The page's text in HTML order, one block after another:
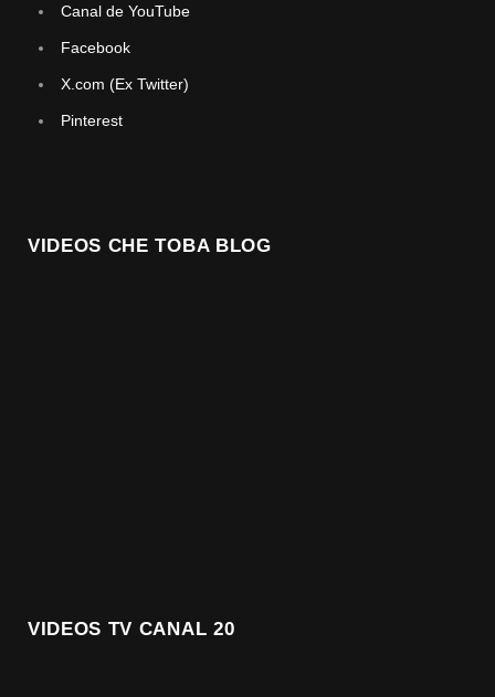
Canal de YouTube
Facebook
X.com (Ex Twitter)
Pinterest
VIDEOS CHE TOBA BLOG
VIDEOS TV CANAL 20